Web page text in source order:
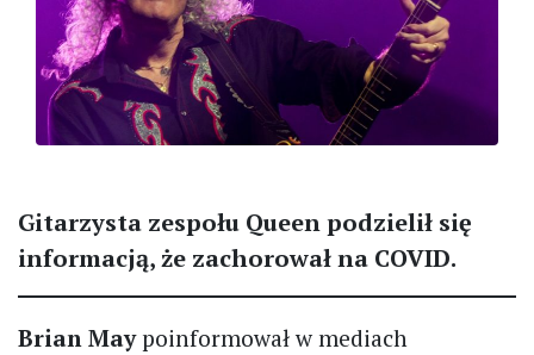
Gitarzysta zespołu Queen podzielił się
informacją, że zachorował na COVID.
Brian Maypoinformował w mediach